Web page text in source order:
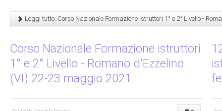
Leggi tutto: Corso Nazionale Formazione istruttori 1° e 2° Livello -
Corso Nazionale Formazione istruttori
1° e 2° Livello - Romano d'Ezzelino
(VI) 22-23 maggio 2021